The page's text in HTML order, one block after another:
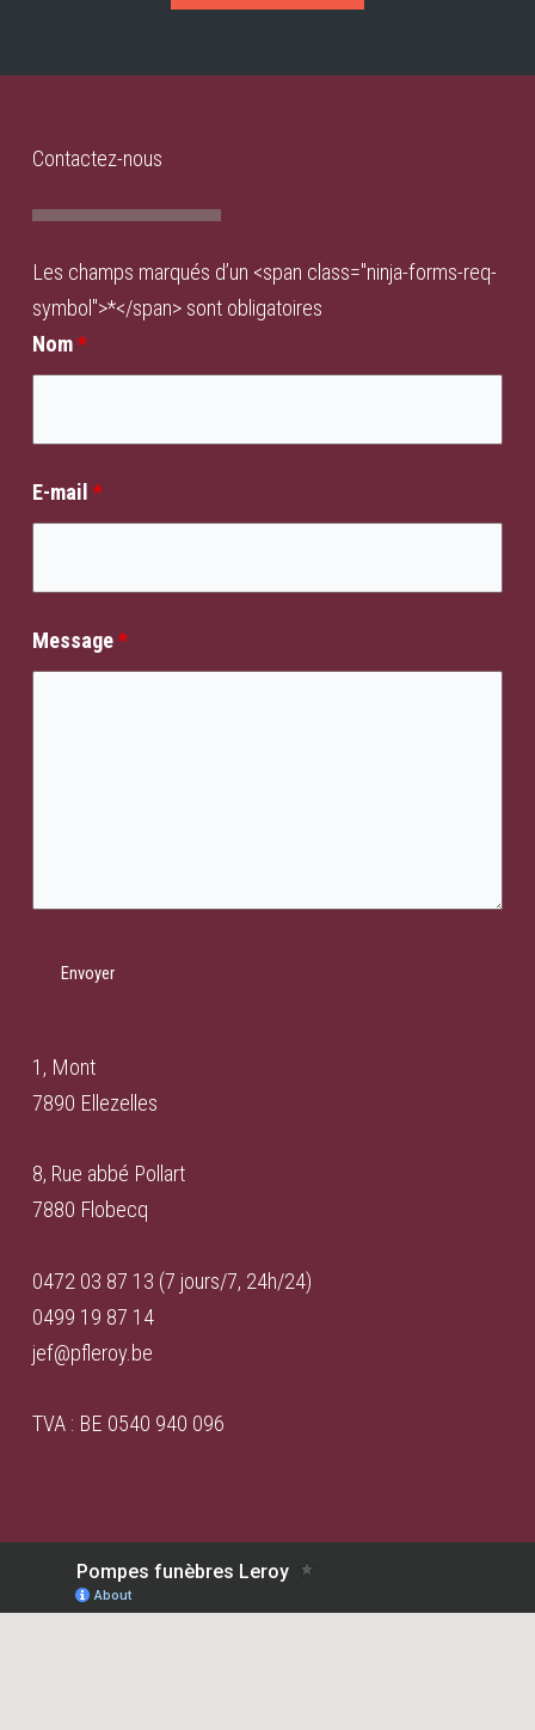
Contactez-nous
Les champs marqués d’un <span class="ninja-forms-req-
symbol">*</span> sont obligatoires
Nom*
E-mail*
Message*
1, Mont
7890 Ellezelles
8, Rue abbé Pollart
7880 Flobecq
0472 03 87 13 (7 jours/7, 24h/24)
0499 19 87 14
jef@pfleroy.be
TVA : BE 0540 940 096